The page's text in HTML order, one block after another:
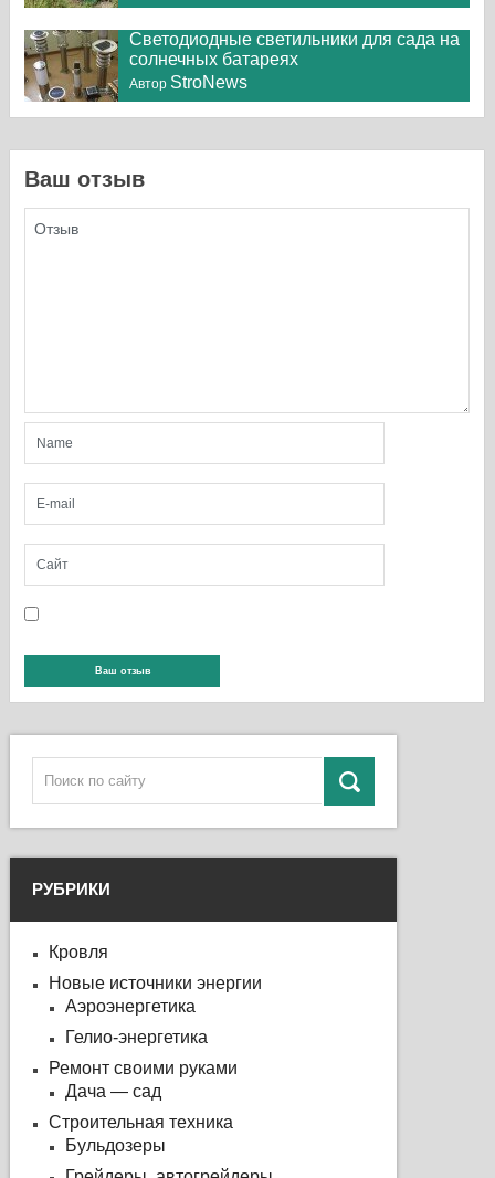
Светодиодные светильники для сада на
солнечных батареях
Автор StroNews
Ваш отзыв
РУБРИКИ
Кровля
Новые источники энергии
Аэроэнергетика
Гелио-энергетика
Ремонт своими руками
Дача — сад
Строительная техника
Бульдозеры